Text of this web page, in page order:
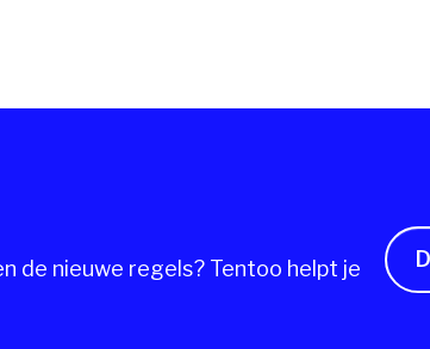
de nieuwe regels? Tentoo helpt je